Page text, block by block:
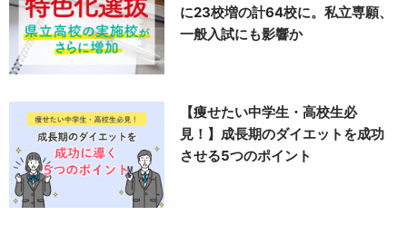
に23校増の計64校に。私立専願、
一般入試にも影響か
【痩せたい中学生・高校生必
見！】成長期のダイエットを成功
させる5つのポイント